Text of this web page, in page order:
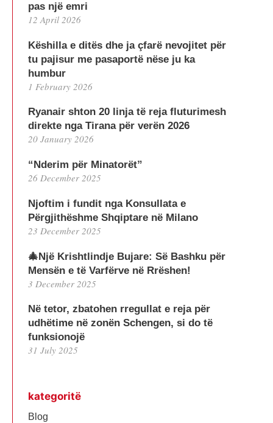
pas një emri
12 April 2026
Këshilla e ditës dhe ja çfarë nevojitet për
tu pajisur me pasaportë nëse ju ka
humbur
1 February 2026
Ryanair shton 20 linja të reja fluturimesh
direkte nga Tirana për verën 2026
20 January 2026
“Nderim për Minatorët”
26 December 2025
Njoftim i fundit nga Konsullata e
Përgjithëshme Shqiptare në Milano
23 December 2025
🎄Një Krishtlindje Bujare: Së Bashku për
Mensën e të Varfërve në Rrëshen!
3 December 2025
Në tetor, zbatohen rregullat e reja për
udhëtime në zonën Schengen, si do të
funksionojë
31 July 2025
kategoritë
Blog